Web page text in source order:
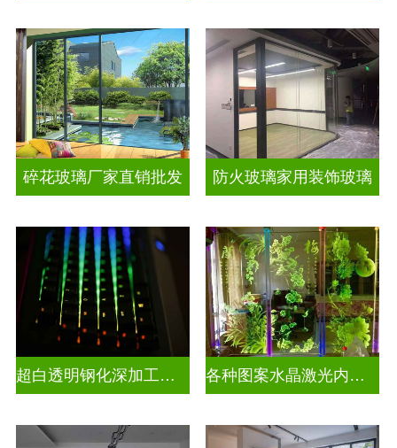
碎花玻璃厂家直销批发 防火玻璃家用装饰玻璃
超白透明钢化深加工激光内雕屏风 各种图案水晶激光内雕发光艺术玻璃